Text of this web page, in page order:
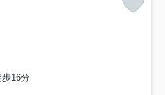
16分